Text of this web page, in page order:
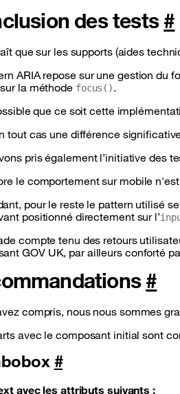
des tests#
que sur les supports (aides
ARIA repose sur une gestion du
la méthode focus().
que ce soit cette
tout cas une différence
pris également l’initiative des
le comportement sur mobile
pour le reste le pattern utilisé
positionné directement sur l’
compte tenu des retours
GOV UK, par ailleurs conforté
#
compris, nous nous sommes
avec le composant initial sont
#
avec les attributs suivants :